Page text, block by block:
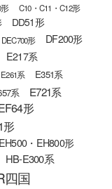
C10・C11・C12形
DD51形
DEC700形 DF200形
E217系
E261系 E351系
系 E721系
形
形
EH500・EH800形
HB-E300系
四国